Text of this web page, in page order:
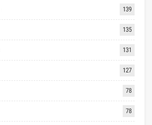
139
135
131
127
78
78